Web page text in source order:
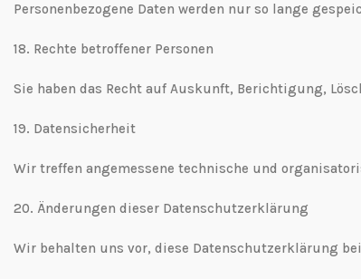
Personenbezogene Daten werden nur so lange
18.⁠ ⁠Rechte betroffener Personen
Sie haben das Recht auf Auskunft, Berichtigung,
19.⁠ ⁠Datensicherheit
Wir treffen angemessene technische und
20.⁠ ⁠Änderungen dieser Datenschutzerklärung
Wir behalten uns vor, diese Datenschutzerklärung